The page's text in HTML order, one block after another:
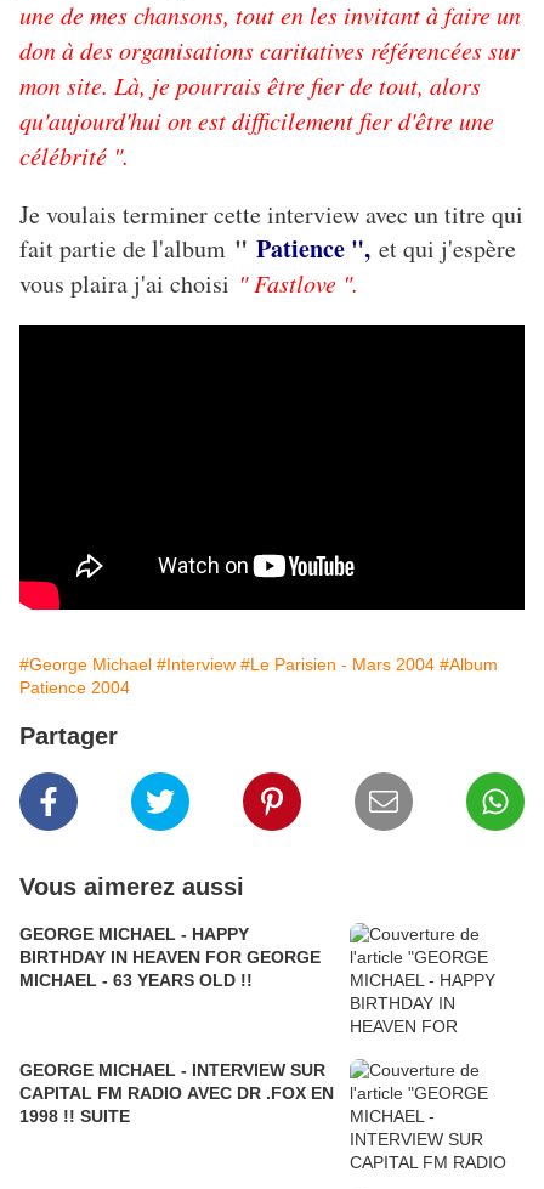
une de mes chansons, tout en les invitant à faire un
don à des organisations caritatives référencées sur
mon site. Là, je pourrais être fier de tout, alors
qu'aujourd'hui on est difficilement fier d'être une
célébrité ".
Je voulais terminer cette interview avec un titre qui
fait partie de l'album " Patience ", et qui j'espère
vous plaira j'ai choisi " Fastlove ".
#George Michael #Interview #Le Parisien - Mars 2004 #Album
Patience 2004
Partager
Vous aimerez aussi
GEORGE MICHAEL - HAPPY
BIRTHDAY IN HEAVEN FOR GEORGE
MICHAEL - 63 YEARS OLD !!
GEORGE MICHAEL - INTERVIEW SUR
CAPITAL FM RADIO AVEC DR .FOX EN
1998 !! SUITE